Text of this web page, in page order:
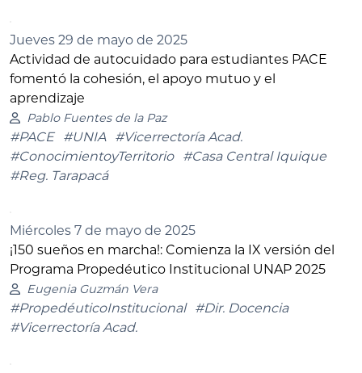
Jueves 29 de mayo de 2025
Actividad de autocuidado para estudiantes PACE
fomentó la cohesión, el apoyo mutuo y el
aprendizaje
Pablo Fuentes de la Paz
#PACE #UNIA
#Vicerrectoría Acad.
#ConocimientoyTerritorio
#Casa Central Iquique
#Reg. Tarapacá
Miércoles 7 de mayo de 2025
¡150 sueños en marcha!: Comienza la IX versión del
Programa Propedéutico Institucional UNAP 2025
Eugenia Guzmán Vera
#PropedéuticoInstitucional
#Dir. Docencia
#Vicerrectoría Acad.